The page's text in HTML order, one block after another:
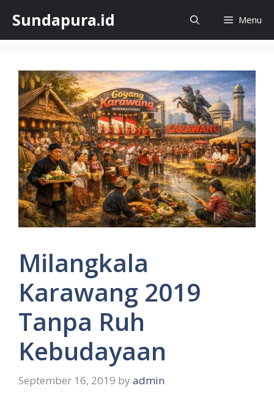
content
Sundapura.id Menu
Milangkala
Karawang 2019
Tanpa Ruh
Kebudayaan
September 16, 2019 by admin